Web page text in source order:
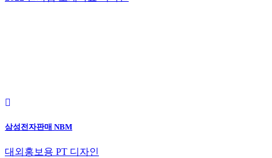
삼성전자판매 NBM
대외홍보용 PT 디자인